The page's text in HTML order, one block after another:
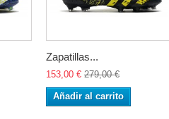
Zapatillas...
153,00 € 279,00 €
Añadir al carrito